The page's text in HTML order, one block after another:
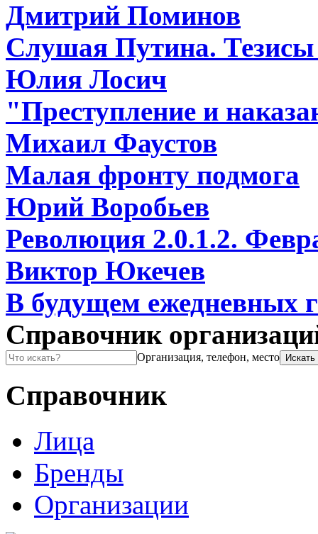
Дмитрий Поминов
Слушая Путина. Тезисы
Юлия Лосич
"Преступление и
Михаил Фаустов
Малая фронту подмога
Юрий Воробьев
Революция 2.0.1.2.
Виктор Юкечев
В будущем ежедневных
Справочник
Организация, телефон, место
Справочник
Лица
Бренды
Организации